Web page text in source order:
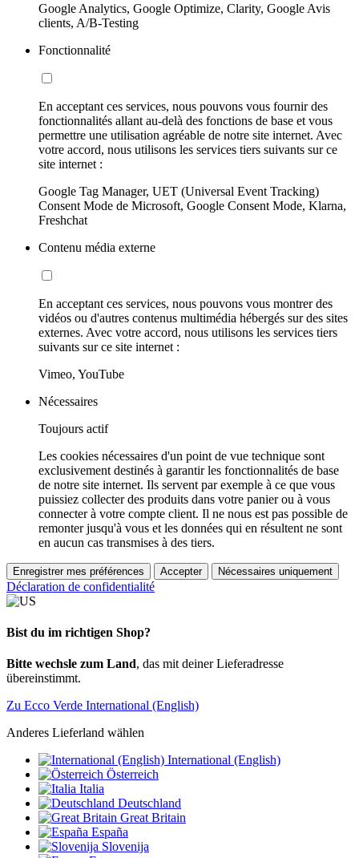
Google Analytics, Google Optimize, Clarity, Google Avis
clients, A/B-Testing
Fonctionnalité
En acceptant ces services, nous pouvons vous fournir des
fonctionnalités allant au-delà des fonctions de base et vous
permettre une utilisation agréable de notre site internet. Avec
votre accord, nous utilisons les services tiers suivants sur ce
site internet :
Google Tag Manager, UET (Universal Event Tracking)
Consent Mode de Microsoft, Google Consent Mode, Klarna,
Freshchat
Contenu média externe
En acceptant ces services, nous pouvons vous montrer des
vidéos ou d'autres contenus multimédia hébergés sur des sites
externes. Avec votre accord, nous utilisons les services tiers
suivants sur ce site internet :
Vimeo, YouTube
Nécessaires
Toujours actif
Les cookies nécessaires d'un point de vue technique sont
exclusivement destinés à garantir les fonctionnalités de base
de notre site internet. Ils servent par exemple à ce que vous
puissiez collecter des produits dans votre panier ou à vous
connecter à votre compte client. Il ne nous est pas possible de
remonter jusqu'à vous et les données qui en résultent ne sont
en aucun cas transmises à des tiers.
Enregistrer mes préférences Accepter Nécessaires uniquement
Déclaration de confidentialité
Bist du im richtigen Shop?
Bitte wechsle zum Land, das mit deiner Lieferadresse
übereinstimmt.
Zu Ecco Verde International (English)
Anderes Lieferland wählen
International (English)
Österreich
Italia
Deutschland
Great Britain
España
Slovenija